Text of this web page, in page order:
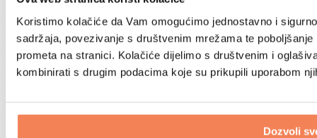
Koristimo kolačiće da Vam omogućimo jednostavno i
sadržaja, povezivanje s društvenim mrežama te
prometa na stranici. Kolačiće dijelimo s društvenim i
kombinirati s drugim podacima koje su prikupili uporabom
Dozvoli
Biciklizam
Joga i pilates
Kupanje hladnom vodom
Plivanje
Planinarenje
Biohacking
Terapija crvenim svjetlom